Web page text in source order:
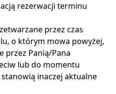
rezerwacji terminu
przez czas
o którym mowa powyżej,
przez Panią/Pana
lub do momentu
inaczej aktualne